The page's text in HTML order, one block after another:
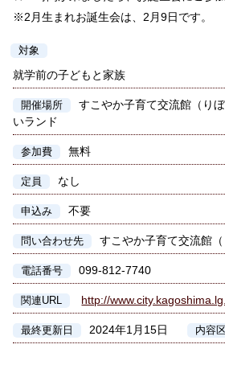
※2月生まれお誕生会は、2月9日です。
対象
就学前の子どもと家族
開催場所
すこやか子育て交流館（り
いランド
参加費 無料
定員 なし
申込み 不要
問い合わせ先 すこやか子育て交流館（
電話番号 099-812-7740
関連URL http://
最終更新日 2024年1月15日 内容